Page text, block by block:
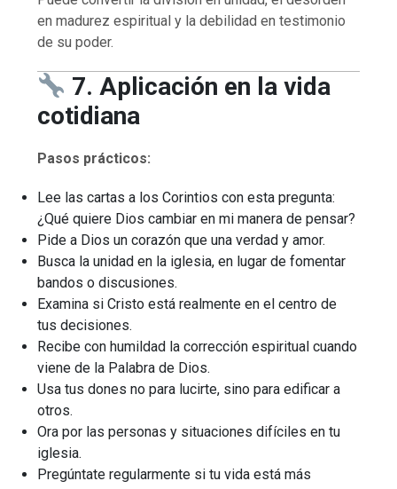
en madurez espiritual y la debilidad en testimonio
de su poder.
7. Aplicación en la vida
cotidiana
Pasos prácticos:
Lee las cartas a los Corintios con esta pregunta:
¿Qué quiere Dios cambiar en mi manera de pensar?
Pide a Dios un corazón que una verdad y amor.
Busca la unidad en la iglesia, en lugar de fomentar
bandos o discusiones.
Examina si Cristo está realmente en el centro de
tus decisiones.
Recibe con humildad la corrección espiritual cuando
viene de la Palabra de Dios.
Usa tus dones no para lucirte, sino para edificar a
otros.
Ora por las personas y situaciones difíciles en tu
iglesia.
Pregúntate regularmente si tu vida está más